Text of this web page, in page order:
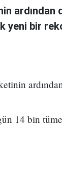
ardından
yeni bir
14 bin